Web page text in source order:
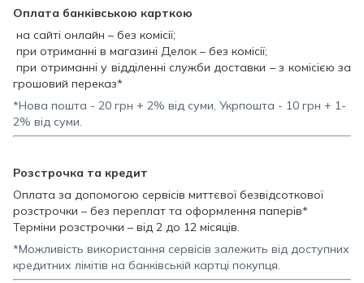
Оплата банківською карткою
на сайті онлайн – без комісії;
при отриманні в магазині Делок – без комісії;
при отриманні у відділенні служби доставки – з комісією за
грошовий переказ*
*Нова пошта - 20 грн + 2% від суми, Укрпошта - 10 грн + 1-
2% від суми.
Розстрочка та кредит
Оплата за допомогою сервісів миттєвої безвідсоткової
розстрочки – без переплат та оформлення паперів*
Терміни розстрочки – від 2 до 12 місяців.
*Можливість використання сервісів залежить від доступних
кредитних лімітів на банківській картці покупця.